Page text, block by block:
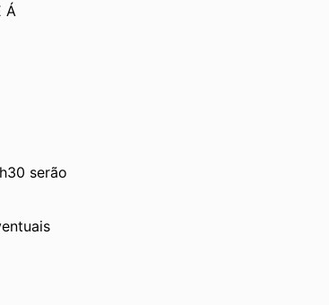
Á
serão